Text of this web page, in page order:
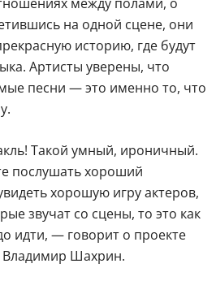
на одной сцене, они
историю, где будут
Артисты уверены, что
песни — это именно то, что
Такой умный, ироничный.
послушать хороший
хорошую игру актеров,
звучат со сцены, то это как
идти, — говорит о проекте
Владимир Шахрин.